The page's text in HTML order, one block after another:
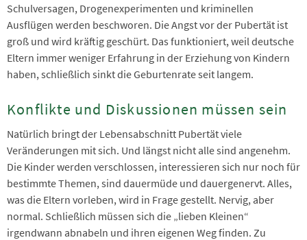
Schulversagen, Drogenexperimenten und kriminellen
Ausflügen werden beschworen. Die Angst vor der Pubertät ist
groß und wird kräftig geschürt. Das funktioniert, weil deutsche
Eltern immer weniger Erfahrung in der Erziehung von Kindern
haben, schließlich sinkt die Geburtenrate seit langem.
Konflikte und Diskussionen müssen sein
Natürlich bringt der Lebensabschnitt Pubertät viele
Veränderungen mit sich. Und längst nicht alle sind angenehm.
Die Kinder werden verschlossen, interessieren sich nur noch für
bestimmte Themen, sind dauermüde und dauergenervt. Alles,
was die Eltern vorleben, wird in Frage gestellt. Nervig, aber
normal. Schließlich müssen sich die „lieben Kleinen“
irgendwann abnabeln und ihren eigenen Weg finden. Zu